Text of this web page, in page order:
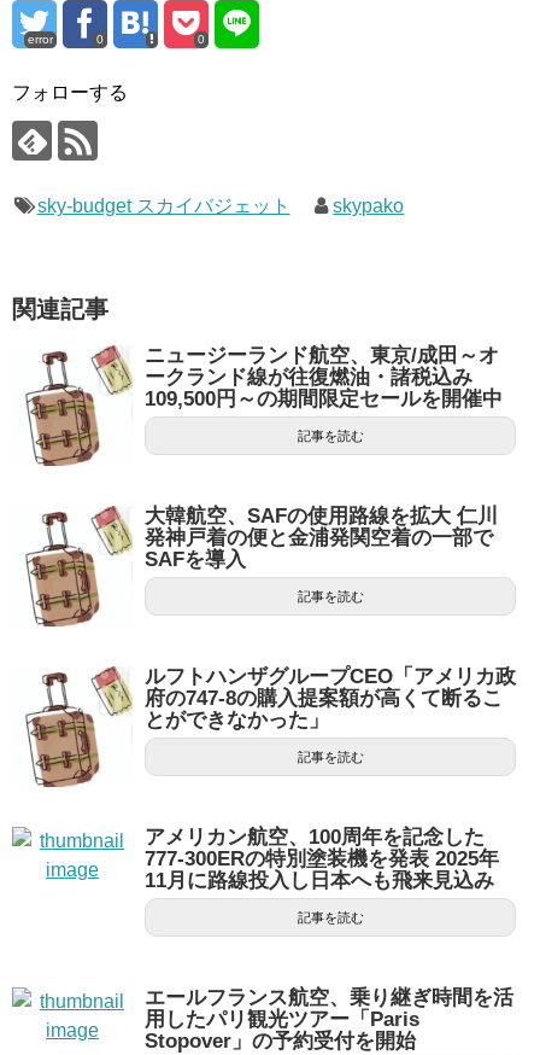
error 0 0
フォローする
sky-budget スカイバジェット skypako
関連記事
ニュージーランド航空、東京/成田～オ
ークランド線が往復燃油・諸税込み
109,500円～の期間限定セールを開催中
記事を読む
大韓航空、SAFの使用路線を拡大 仁川
発神戸着の便と金浦発関空着の一部で
SAFを導入
記事を読む
ルフトハンザグループCEO「アメリカ政
府の747-8の購入提案額が高くて断るこ
とができなかった」
記事を読む
アメリカン航空、100周年を記念した
777-300ERの特別塗装機を発表 2025年
11月に路線投入し日本へも飛来見込み
記事を読む
エールフランス航空、乗り継ぎ時間を活
用したパリ観光ツアー「Paris
Stopover」の予約受付を開始